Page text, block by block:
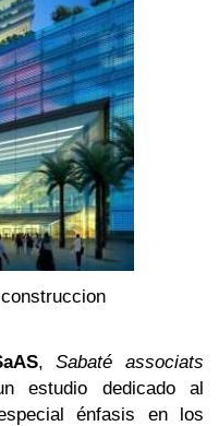
,Sabaté associats
estudio dedicado al
énfasis en los